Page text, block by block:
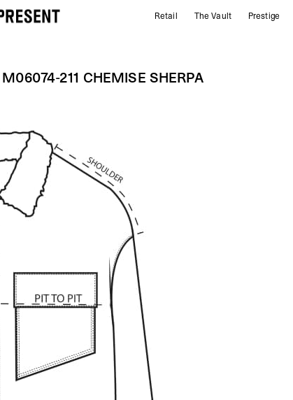
des tailles – M06074-211 CHEMISE SHERPA | REPRESENT
Retail The Vault Prestige
211 CHEMISE SHERPA